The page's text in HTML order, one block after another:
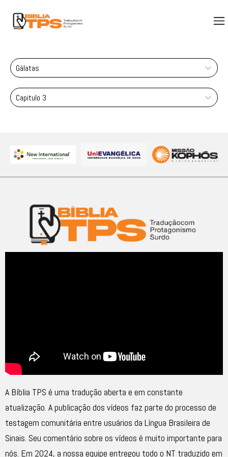
Gálatas
Capitulo 3
A Bíblia TPS é uma tradução aberta e em constante
atualização. A publicação dos vídeos faz parte do processo de
testagem comunitária entre usuários da Língua Brasileira de
Sinais. Seu comentário sobre os vídeos é muito importante para
nós. Em 2024, a nossa equipe entregou todo o NT traduzido em